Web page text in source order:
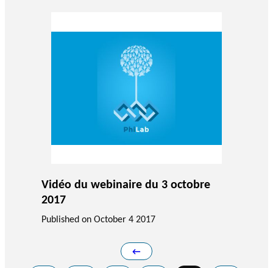
Vidéo du webinaire du 3 octobre
2017
Published on October 4 2017
←